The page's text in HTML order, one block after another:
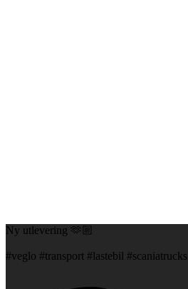
Ny utlevering 🫶🏼
#veglo #transport #lastebil #scaniatrucks